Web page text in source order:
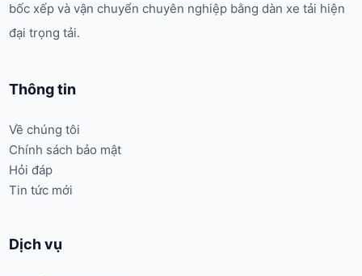
bốc xếp và vận chuyển chuyên nghiệp bằng dàn xe tải hiện
đại trọng tải.
Thông tin
Về chúng tôi
Chính sách bảo mật
Hỏi đáp
Tin tức mới
Dịch vụ